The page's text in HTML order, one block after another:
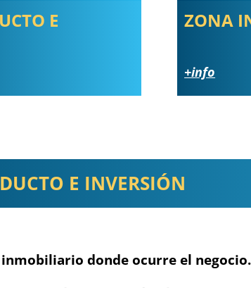
E
ZONA
+info
E INVERSIÓN
donde ocurre el negocio.